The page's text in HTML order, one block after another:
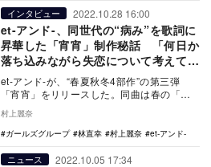
インタビュー 2022.10.28 16:00
et-アンド-、同世代の“病み”を歌詞に
昇華した「宵宵」制作秘話 「何日か
落ち込みながら失恋について考えて
た」
et-アンド-が、“春夏秋冬4部作”の第三弾
「宵宵」をリリースした。同曲は春の「花
ングとな…
村上麗奈
ガールズグループ
林直幸 村上麗奈 et-アンド-
ニュース 2022.10.05 17:34